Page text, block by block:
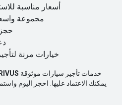
أسعار مناسبة
مجموعة
خيارات مرنة
يمكنك الاعتماد عليها. احجز اليوم